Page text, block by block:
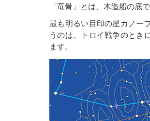
「竜骨」とは、木造船の底
最も明るい目印の星カノー
うのは、トロイ戦争のとき
ます。